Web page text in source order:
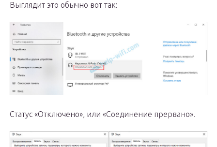
Выглядит это обычно вот так:
Статус «Отключено», или «Соединение прервано».